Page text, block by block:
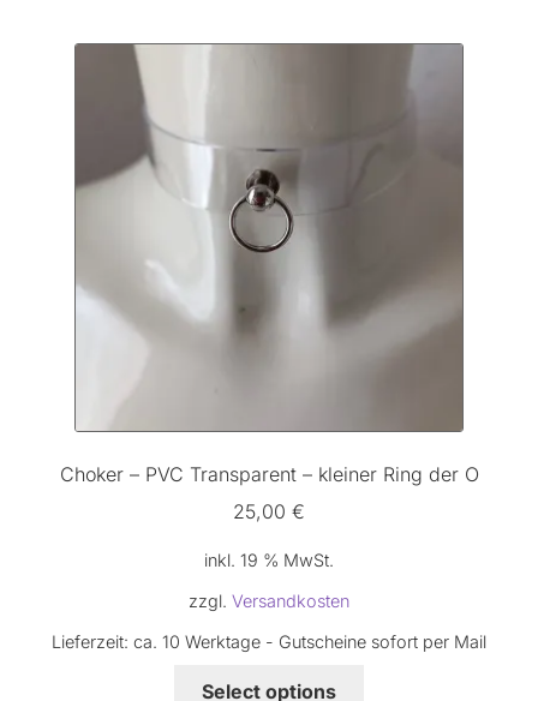
Choker – PVC Transparent – kleiner Ring der O
25,00 €
inkl. 19 % MwSt.
zzgl. Versandkosten
Lieferzeit: ca. 10 Werktage - Gutscheine sofort per Mail
Select options